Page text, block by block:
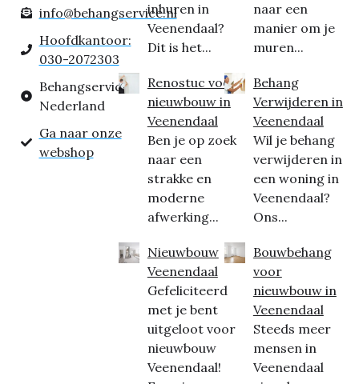
info@behangservice.nl
Hoofdkantoor:
030-2072303
Behangservice
Nederland
Ga naar onze
webshop
inhuren in
Veenendaal?
Dit is het...
Renostuc voor
nieuwbouw in
Veenendaal
Ben je op zoek
naar een
strakke en
moderne
afwerking...
Nieuwbouw
Veenendaal
Gefeliciteerd
met je bent
uitgeloot voor
nieuwbouw
Veenendaal!
naar een
manier om je
muren...
Behang
Verwijderen in
Veenendaal
Wil je behang
verwijderen in
een woning in
Veenendaal?
Ons...
Bouwbehang
voor
nieuwbouw in
Veenendaal
Steeds meer
mensen in
Veenendaal